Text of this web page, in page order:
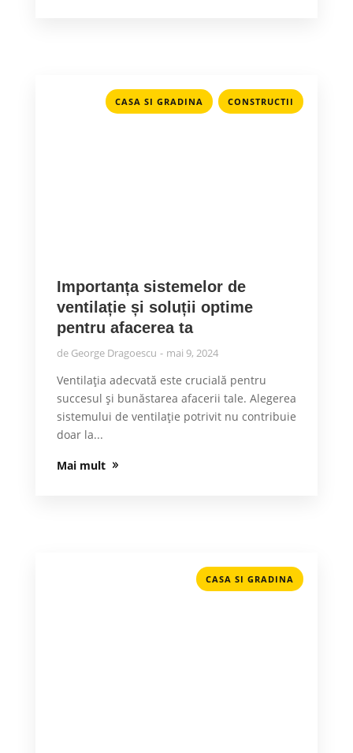
CASA SI GRADINA , CONSTRUCTII
Importanța sistemelor de
ventilație și soluții optime
pentru afacerea ta
de George Dragoescu mai 9, 2024
Ventilația adecvată este crucială pentru
succesul și bunăstarea afacerii tale. Alegerea
sistemului de ventilație potrivit nu contribuie
doar la...
Mai mult
CASA SI GRADINA